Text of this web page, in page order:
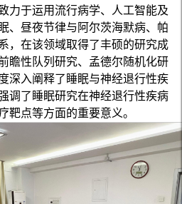
力于运用流行病学、人工智能及
、昼夜节律与阿尔茨海默病、帕
，在该领域取得了丰硕的研究成
瞻性队列研究、孟德尔随机化研
深入阐释了睡眠与神经退行性疾
调了睡眠研究在神经退行性疾病
靶点等方面的重要意义。